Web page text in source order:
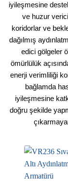
iyileşmesine
ve huzur
koridorlar ve
dağılmış
edici gölgeler
ömürlülük
enerji verimliliği
bağlamda
iyileşmesine
doğru şekilde